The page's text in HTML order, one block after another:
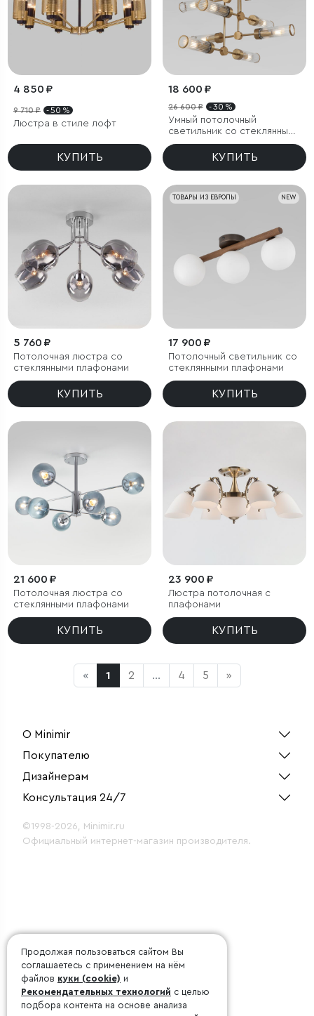
4 850 ₽
9 710 ₽ - 50 %
Люстра в стиле лофт
КУПИТЬ
18 600 ₽
26 600 ₽ - 30 %
Умный потолочный
светильник со стеклянными
плафонами
КУПИТЬ
5 760 ₽
Потолочная люстра со
стеклянными плафонами
КУПИТЬ
NEW
ТОВАРЫ ИЗ ЕВРОПЫ
17 900 ₽
Потолочный светильник со
стеклянными плафонами
КУПИТЬ
21 600 ₽
Потолочная люстра со
стеклянными плафонами
КУПИТЬ
23 900 ₽
Люстра потолочная с
плафонами
КУПИТЬ
« 1 2 ... 4 5 »
О Minimir
Покупателю
Дизайнерам
Консультация 24/7
©1998-2026, Minimir.ru
Официальный интернет-магазин производителя.
Продолжая пользоваться сайтом Вы
соглашаетесь с применением на нём
файлов куки (cookie) и
Рекомендательных технологий с целью
подбора контента на основе анализа